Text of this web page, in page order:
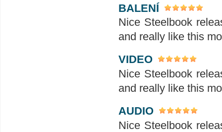
BALENÍ
Nice Steelbook
and really like this
VIDEO
Nice Steelbook
and really like this
AUDIO
Nice Steelbook